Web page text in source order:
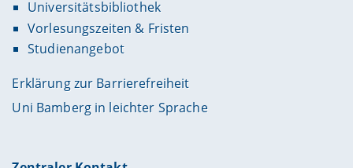
Universitätsbibliothek
Vorlesungszeiten & Fristen
Studienangebot
Erklärung zur Barrierefreiheit
Uni Bamberg in leichter Sprache